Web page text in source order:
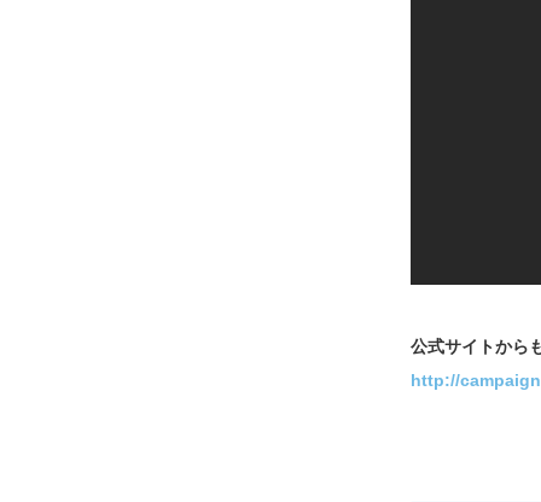
公式サイトから
http://